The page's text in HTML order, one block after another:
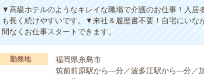
▼高級ホテルのようなキレイな職場で介護のお仕事！入居
も長く続けやすいです。▼来社＆履歴書不要！自宅にいな
間なくお仕事スタートできます。
勤務地
福岡県糸島市
筑前前原駅から---分／波多江駅から---分／